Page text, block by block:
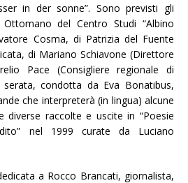
in der sonne”. Sono previsti gli
del Centro Studi “Albino
Cosma, di Patrizia del Fuente
di Mariano Schiavone (Direttore
Pace (Consigliere regionale di
serata, condotta da Eva Bonatibus,
che interpreterà (in lingua) alcune
diverse raccolte e uscite in “Poesie
nel 1999 curate da Luciano
a Rocco Brancati, giornalista,